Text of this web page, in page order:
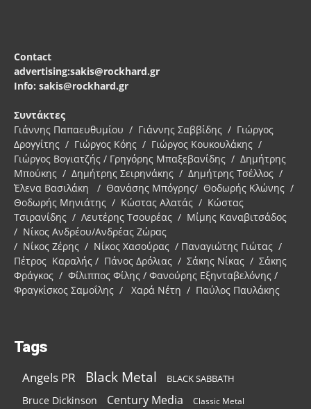
Contact
advertising:sakis@rockhard.gr
Info: sakis@rockhard.gr
Συντάκτες
Γιάννης Παπαευθυμίου / Γιάννης Σαββίδης / Γιώργος
Δρογγίτης / Γιώργος Κόης / Γιώργος Κουκουλάκης /
Γιώργος Βογιατζής / Γρηγόρης Μπαξεβανίδης / Δημήτρης
Μπούκης / Δημήτρης Σειρηνάκης / Δημήτρης Τσέλλος /
Έλενα Βασιλάκη / Θανάσης Μπόγρης/ Θοδωρής Κλώνης /
Θοδωρής Μηνιάτης / Κώστας Αλατάς / Κώστας
Τσιρανίδης / Λευτέρης Τσουρέας / Μίμης Καναβιτσάδος
/ Νίκος Ανδρέου/Ανδρέας Ζώρας
/ Νίκος Ζέρης / Νίκος Χασούρας / Παναγιώτης Γιώτας /
Πέτρος Καραλής / Πάνος Δρόλιας / Σάκης Νίκας / Σάκης
Φράγκος / Φίλιππος Φίλης / Φανούρης Εξηνταβελόνης /
Φραγκίσκος Σαμοΐλης / Χαρά Νέτη / Παύλος Παυλάκης
Tags
Angels PR Black Metal BLACK SABBATH
Bruce Dickinson Century Media Classic Metal